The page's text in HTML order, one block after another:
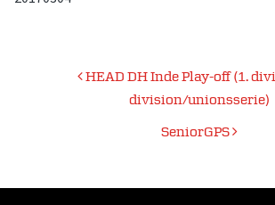
Indlægsnavigation
HEAD DH Inde Play-off (1.
division/unionsserie)
SeniorGPS